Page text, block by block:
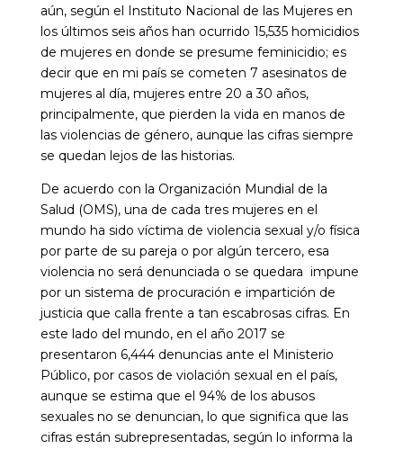
aún, según el Instituto Nacional de las Mujeres en
los últimos seis años han ocurrido 15,535 homicidios
de mujeres en donde se presume feminicidio; es
decir que en mi país se cometen 7 asesinatos de
mujeres al día, mujeres entre 20 a 30 años,
principalmente, que pierden la vida en manos de
las violencias de género, aunque las cifras siempre
se quedan lejos de las historias.
De acuerdo con la Organización Mundial de la
Salud (OMS), una de cada tres mujeres en el
mundo ha sido víctima de violencia sexual y/o física
por parte de su pareja o por algún tercero, esa
violencia no será denunciada o se quedara impune
por un sistema de procuración e impartición de
justicia que calla frente a tan escabrosas cifras. En
este lado del mundo, en el año 2017 se
presentaron 6,444 denuncias ante el Ministerio
Público, por casos de violación sexual en el país,
aunque se estima que el 94% de los abusos
sexuales no se denuncian, lo que significa que las
cifras están subrepresentadas, según lo informa la